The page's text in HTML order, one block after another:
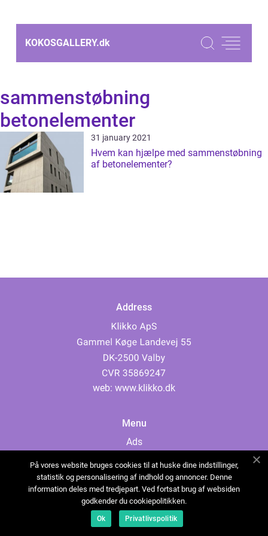
KOKOSGALLERY.dk
sammenstøbning
betonelementer
31 january 2021
Hvem kan hjælpe med sammenstøbning
af betonelementer?
Address
web: www.klikko.dk
Menu
Ads
Cookies
Contact
Sitemap
På vores website bruges cookies til at huske dine indstillinger,
statistik og personalisering af indhold og annoncer. Denne
information deles med tredjepart. Ved fortsat brug af websiden
godkender du cookiepolitikken.
Ok Privatlivspolitik